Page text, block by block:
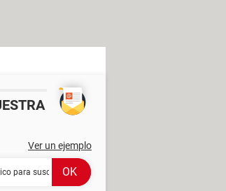
Ver un ejemplo